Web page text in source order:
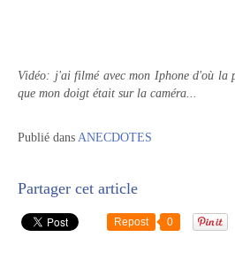
Vidéo: j'ai filmé avec mon Iphone d'où la
que mon doigt était sur la caméra...
Publié dans ANECDOTES
Partager cet article
Repost 0